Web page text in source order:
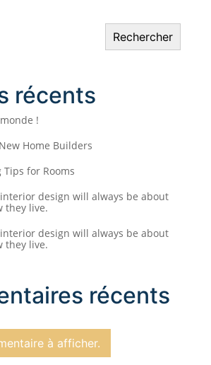
Rechercher
récents
!
Home Builders
Tips for Rooms
design will always be about
they live.
design will always be about
they live.
récents
à afficher.